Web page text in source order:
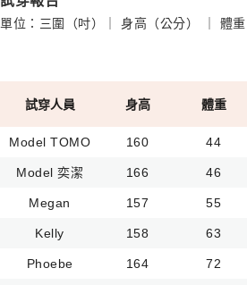
單位：三圍（吋）｜ 身高（公分） ｜ 體重
試穿人員 身高 體重
Model TOMO 160 44
Model 奕潔 166 46
Megan 157 55
Kelly 158 63
Phoebe 164 72